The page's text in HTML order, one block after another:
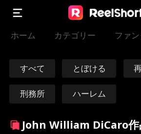
ホーム カテゴリー ファ
すべて とぼける
刑務所 ハーレム
タイムトラベル 済度
John William DiCaro作